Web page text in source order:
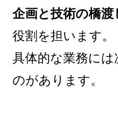
企画と技術の橋渡
役割を担います。
具体的な業務には
のがあります。